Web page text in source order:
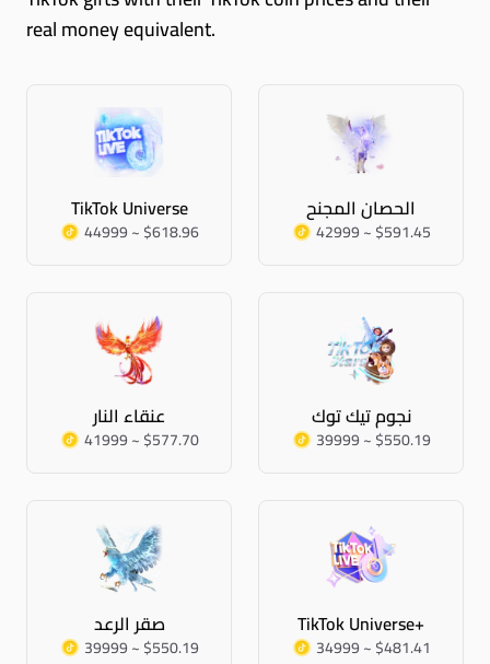
real money equivalent.
TikTok Universe
44999 ~ $618.96
الحصان المجنح
42999 ~ $591.45
عنقاء النار
41999 ~ $577.70
نجوم تيك توك
39999 ~ $550.19
صقر الرعد
39999 ~ $550.19
TikTok Universe+
34999 ~ $481.41